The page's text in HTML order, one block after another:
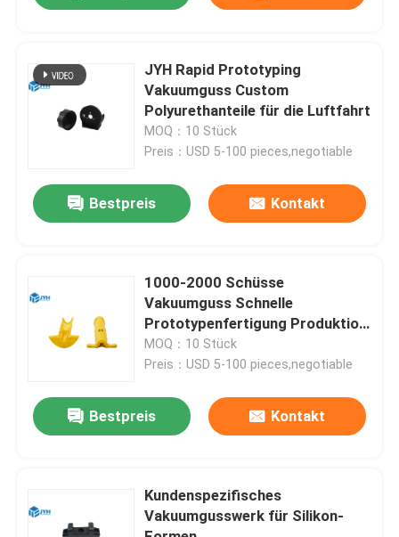
Dienstleistungen
VR-Show
Über uns
Qualitätskontrolle
Treten Sie mit uns in Verbindung
Nachrichten
Fordern Sie ein Zitat
JYH Rapid Prototyping
Vakuumguss Custom
Polyurethanteile für die Luftfahrt
MOQ：10 Stück
Preis：USD 5-100 pieces,negotiable
Bestpreis Kontakt
1000-2000 Schüsse
Vakuumguss Schnelle
Prototypenfertigung Produktion
in geringer Menge
MOQ：10 Stück
Preis：USD 5-100 pieces,negotiable
Bestpreis Kontakt
Kundenspezifisches
Vakuumgusswerk für Silikon-